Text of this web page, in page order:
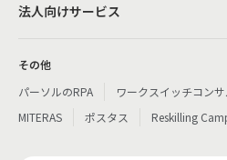
法人向けサービス
その他
パーソルのRPA
ワークスイッチコン
MITERAS
ポスタス Reskilling